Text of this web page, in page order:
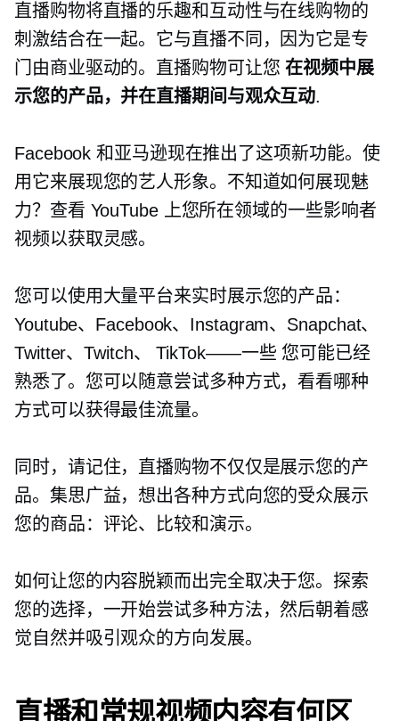
直播购物将直播的乐趣和互动性与在线购物的
刺激结合在一起。它与直播不同，因为它是专
门由商业驱动的。直播购物可让您在视频中展
示您的产品，并在直播期间与观众互动.
Facebook 和亚马逊现在推出了这项新功能。使
用它来展现您的艺人形象。不知道如何展现魅
力？查看 YouTube 上您所在领域的一些影响者
视频以获取灵感。
您可以使用大量平台来实时展示您的产品：
Youtube、Facebook、Instagram、Snapchat、
Twitter、Twitch、TikTok——一些 您可能已经
熟悉了。您可以随意尝试多种方式，看看哪种
方式可以获得最佳流量。
同时，请记住，直播购物不仅仅是展示您的产
品。集思广益，想出各种方式向您的受众展示
您的商品：评论、比较和演示。
如何让您的内容脱颖而出完全取决于您。探索
您的选择，一开始尝试多种方法，然后朝着感
觉自然并吸引观众的方向发展。
直播和常规视频内容有何区